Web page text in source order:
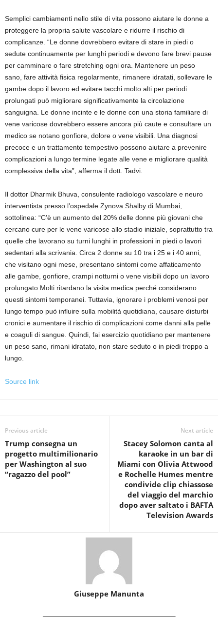
Semplici cambiamenti nello stile di vita possono aiutare le donne a
proteggere la propria salute vascolare e ridurre il rischio di
complicanze. “Le donne dovrebbero evitare di stare in piedi o
sedute continuamente per lunghi periodi e devono fare brevi pause
per camminare o fare stretching ogni ora. Mantenere un peso
sano, fare attività fisica regolarmente, rimanere idratati, sollevare le
gambe dopo il lavoro ed evitare tacchi molto alti per periodi
prolungati può migliorare significativamente la circolazione
sanguigna. Le donne incinte e le donne con una storia familiare di
vene varicose dovrebbero essere ancora più caute e consultare un
medico se notano gonfiore, dolore o vene visibili. Una diagnosi
precoce e un trattamento tempestivo possono aiutare a prevenire
complicazioni a lungo termine legate alle vene e migliorare qualità
complessiva della vita”, afferma il dott. Tadvi.
Il dottor Dharmik Bhuva, consulente radiologo vascolare e neuro
interventista presso l’ospedale Zynova Shalby di Mumbai,
sottolinea: “C’è un aumento del 20% delle donne più giovani che
cercano cure per le vene varicose allo stadio iniziale, soprattutto tra
quelle che lavorano su turni lunghi in professioni in piedi o lavori
sedentari alla scrivania. Circa 2 donne su 10 tra i 25 e i 40 anni,
che visitano ogni mese, presentano sintomi come affaticamento
alle gambe, gonfiore, crampi notturni o vene visibili dopo un lavoro
prolungato Molti ritardano la visita medica perché considerano
questi sintomi temporanei. Tuttavia, ignorare i problemi venosi per
lungo tempo può influire sulla mobilità quotidiana, causare disturbi
cronici e aumentare il rischio di complicazioni come danni alla pelle
e coaguli di sangue. Quindi, fai esercizio quotidiano per mantenere
un peso sano, rimani idratato, non stare seduto o in piedi troppo a
lungo.
Source link
Previous article
Trump consegna un
progetto multimilionario
per Washington al suo
“ragazzo del pool”
Next article
Stacey Solomon canta al
karaoke in un bar di
Miami con Olivia Attwood
e Rochelle Humes mentre
condivide clip chiassose
del viaggio del marchio
dopo aver saltato i BAFTA
Television Awards
Giuseppe Manunta